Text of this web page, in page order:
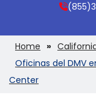
Home
Oficinas del DMV
Center